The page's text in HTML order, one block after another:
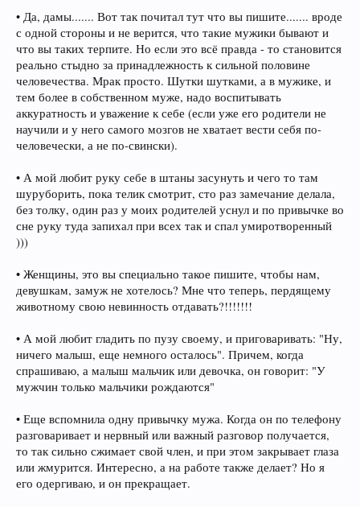
• Да, дамы....... Вот так почитал тут что вы пишите....... вроде
с одной стороны и не верится, что такие мужики бывают и
что вы таких терпите. Но если это всё правда - то становится
реально стыдно за принадлежность к сильной половине
человечества. Мрак просто. Шутки шутками, а в мужике, и
тем более в собственном муже, надо воспитывать
аккуратность и уважение к себе (если уже его родители не
научили и у него самого мозгов не хватает вести себя по-
человечески, а не по-свински).
• А мой любит руку себе в штаны засунуть и чего то там
шуруборить, пока телик смотрит, сто раз замечание делала,
без толку, один раз у моих родителей уснул и по привычке во
сне руку туда запихал при всех так и спал умиротворенный
)))
• Женщины, это вы специально такое пишите, чтобы нам,
девушкам, замуж не хотелось? Мне что теперь, пердящему
животному свою невинность отдавать?!!!!!!!
• А мой любит гладить по пузу своему, и приговаривать: "Ну,
ничего малыш, еще немного осталось". Причем, когда
спрашиваю, а малыш мальчик или девочка, он говорит: "У
мужчин только мальчики рождаются"
• Еще вспомнила одну привычку мужа. Когда он по телефону
разговаривает и нервный или важный разговор получается,
то так сильно сжимает свой член, и при этом закрывает глаза
или жмурится. Интересно, а на работе также делает? Но я
его одергиваю, и он прекращает.